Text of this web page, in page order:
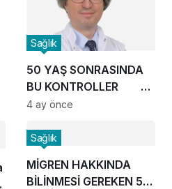
50 YAŞ SONRASINDA
BU KONTROLLER
HAYAT KURTARIYOR!
Sağlık
4 ay önce
MİGREN HAKKINDA
BİLİNMESİ GEREKEN 5
Sağlık